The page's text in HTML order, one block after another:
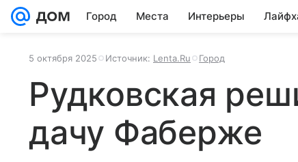
Город Места Интерьеры
5 октября 2025 Источник: Lenta.Ru Город
Рудковская
дачу Фаберже